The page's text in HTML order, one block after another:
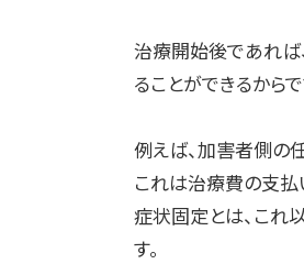
治療開始後であれば
ることができるからで
例えば、加害者側の
これは治療費の支払
症状固定とは、これ
す。